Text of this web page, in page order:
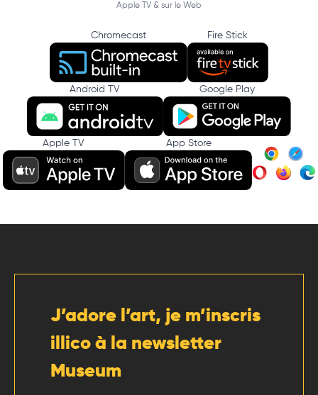
Apple TV & sur le Web
Chromecast Fire Stick
Android TV Google Play
Apple TV App Store
J’adore l’art, je m’inscris
illico à la newsletter
Museum